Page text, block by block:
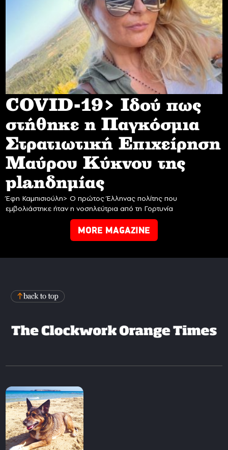
COVID-19> Iδού πως
στήθηκε η Παγκόσμια
Στρατιωτική Επιχείρηση
Mαύρου Κύκνου της
planδημίας
Έφη Καμπισιούλη> Ο πρώτος Έλληνας πολίτης που
εμβολιάστηκε ήταν η νοσηλεύτρια από τη Γορτυνία
MORE MAGAZINE